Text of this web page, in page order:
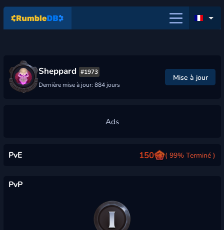
Sheppard #1973
Dernière mise à jour: 884 jours
Mise à jour
PvE 150 ( 99% Terminé )
PvP